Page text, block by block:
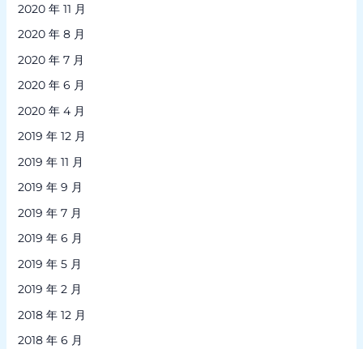
2020 年 11 月
2020 年 8 月
2020 年 7 月
2020 年 6 月
2020 年 4 月
2019 年 12 月
2019 年 11 月
2019 年 9 月
2019 年 7 月
2019 年 6 月
2019 年 5 月
2019 年 2 月
2018 年 12 月
2018 年 6 月